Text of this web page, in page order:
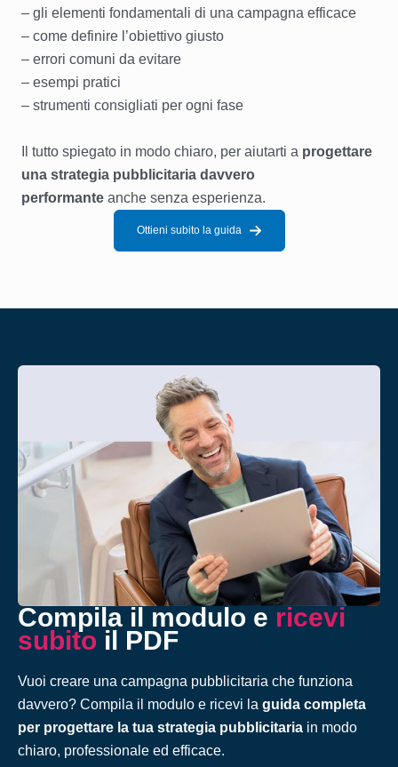
– gli elementi fondamentali di una campagna efficace
– come definire l’obiettivo giusto
– errori comuni da evitare
– esempi pratici
– strumenti consigliati per ogni fase
Il tutto spiegato in modo chiaro, per aiutarti a progettare
una strategia pubblicitaria davvero
performante anche senza esperienza.
Ottieni subito la guida
Compila il modulo e ricevi
subito il PDF
Vuoi creare una campagna pubblicitaria che funziona
davvero? Compila il modulo e ricevi la guida completa
per progettare la tua strategia pubblicitaria in modo
chiaro, professionale ed efficace.